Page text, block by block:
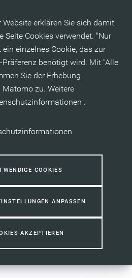
erklären Sie sich damit
Seite Cookies verwendet. "Nur
einzelnes Cookie, das zur
Präferenz benötigt wird. Mit "Alle
Sie der Erhebung
zu. Weitere
COOKIES
ANPASSEN
AKZEPTIEREN